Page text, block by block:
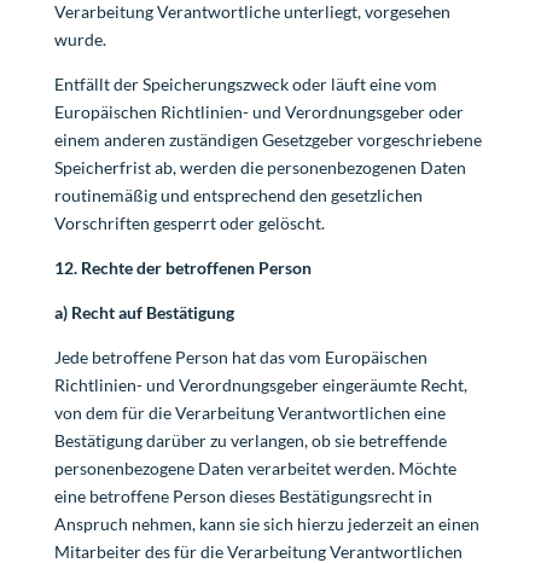
Verarbeitung Verantwortliche unterliegt, vorgesehen
wurde.
Entfällt der Speicherungszweck oder läuft eine vom
Europäischen Richtlinien- und Verordnungsgeber oder
einem anderen zuständigen Gesetzgeber vorgeschriebene
Speicherfrist ab, werden die personenbezogenen Daten
routinemäßig und entsprechend den gesetzlichen
Vorschriften gesperrt oder gelöscht.
12. Rechte der betroffenen Person
a) Recht auf Bestätigung
Jede betroffene Person hat das vom Europäischen
Richtlinien- und Verordnungsgeber eingeräumte Recht,
von dem für die Verarbeitung Verantwortlichen eine
Bestätigung darüber zu verlangen, ob sie betreffende
personenbezogene Daten verarbeitet werden. Möchte
eine betroffene Person dieses Bestätigungsrecht in
Anspruch nehmen, kann sie sich hierzu jederzeit an einen
Mitarbeiter des für die Verarbeitung Verantwortlichen